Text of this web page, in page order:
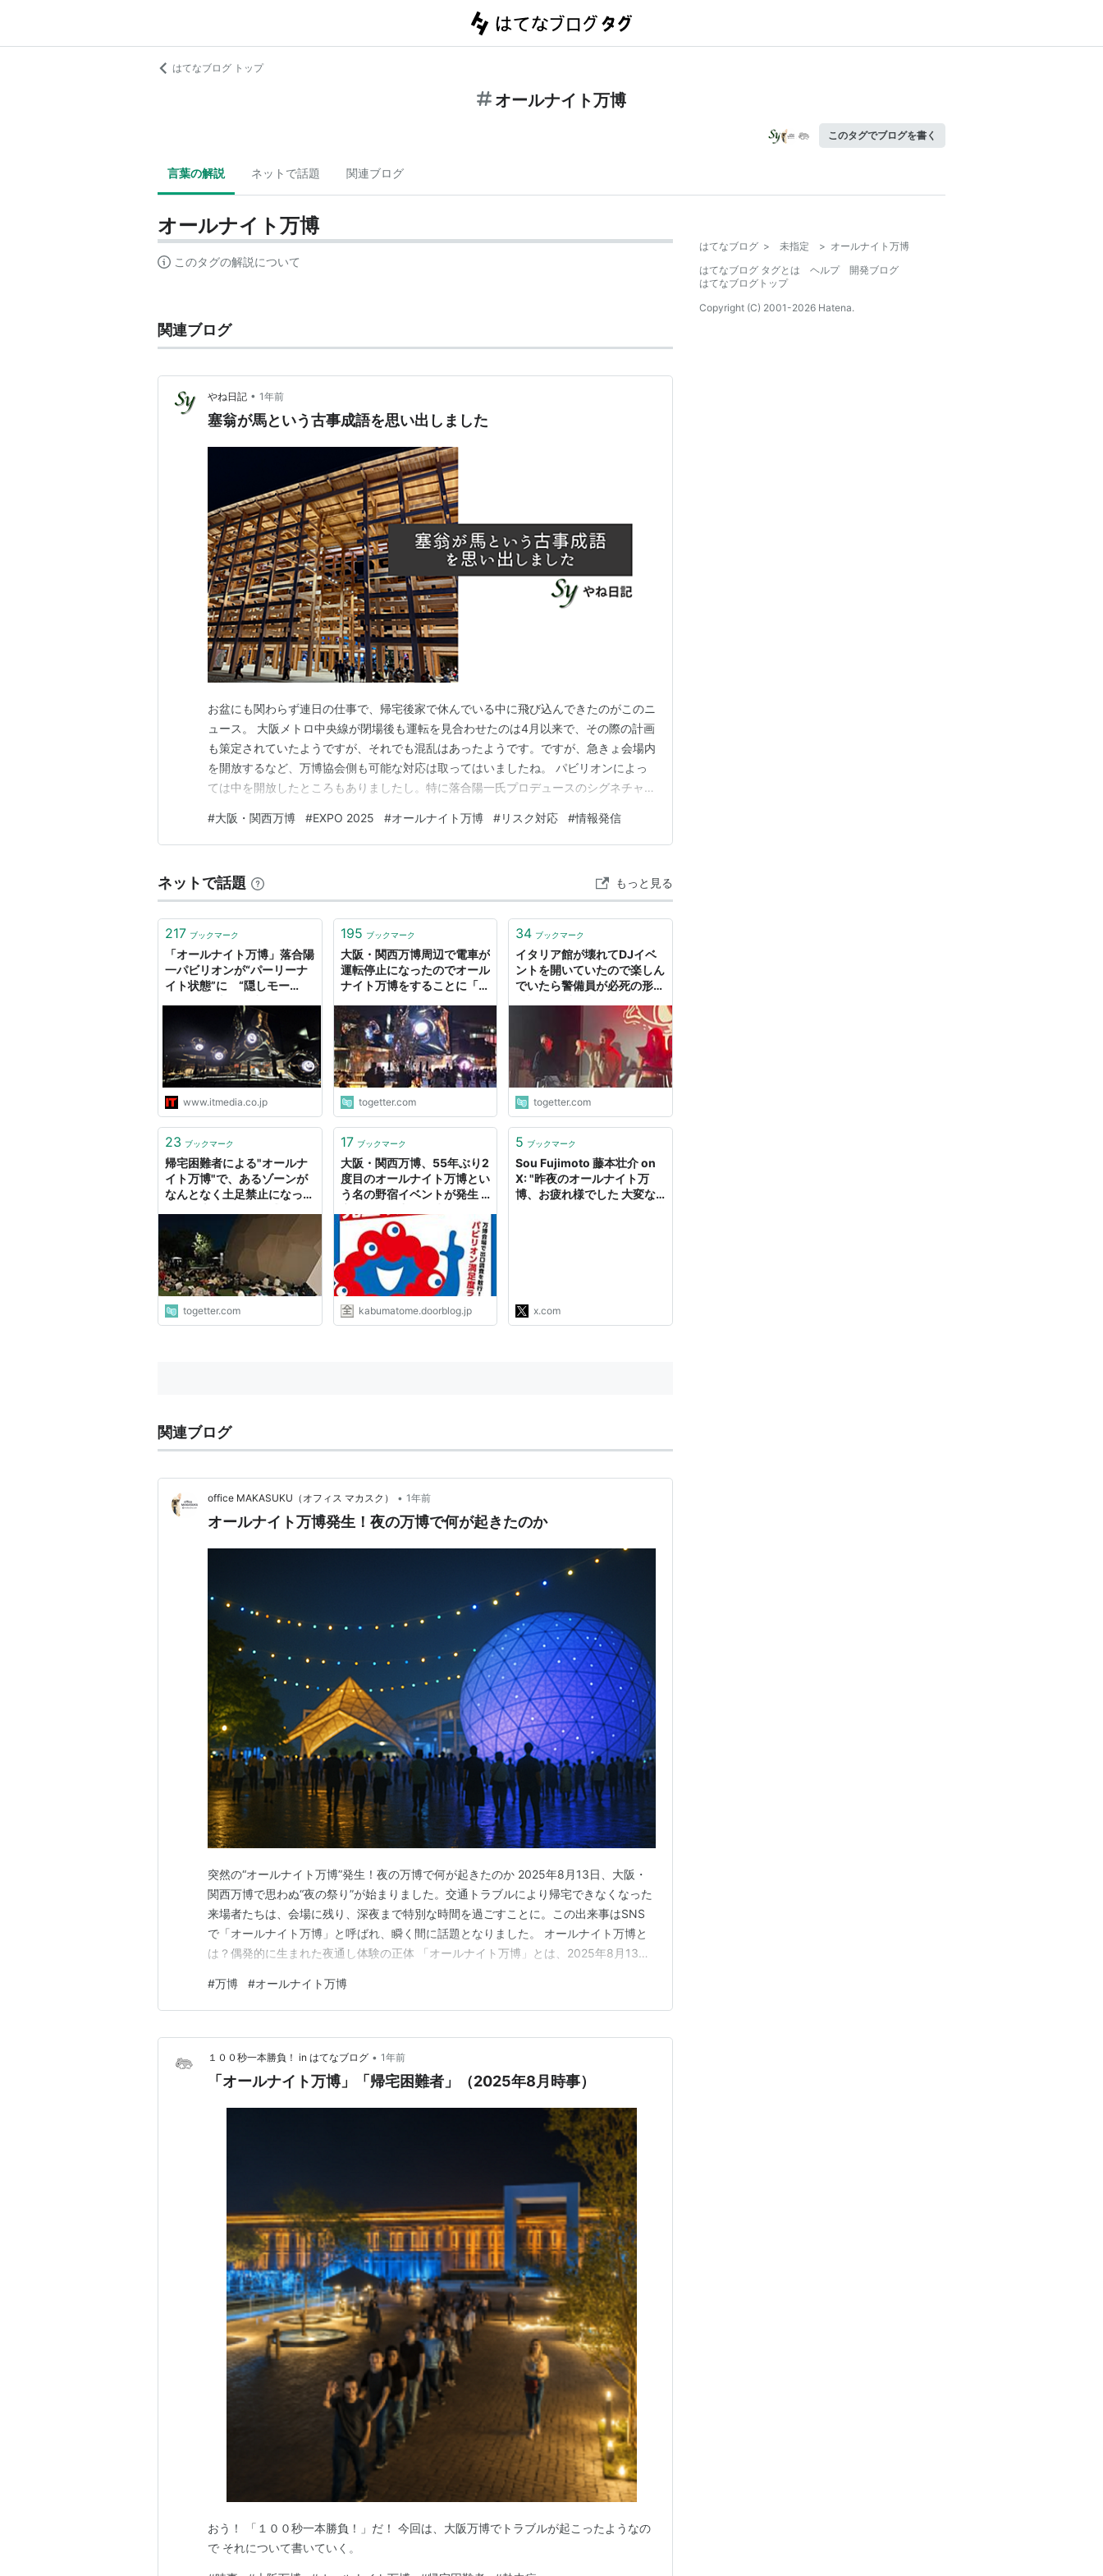
はてなブログ トップ
オールナイト万博
このタグでブログを書く
言葉の解説 ネットで話題 関連ブログ
オールナイト万博
このタグの解説について
関連ブログ
やね日記 • 1年前
塞翁が馬という古事成語を思い出しました
お盆にも関わらず連日の仕事で、帰宅後家で休んでいる中に飛び込んできたのがこのニ
ュース。 大阪メトロ中央線が閉場後も運転を見合わせたのは4月以来で、その際の計画
も策定されていたようですが、それでも混乱はあったようです。ですが、急きょ会場内
を開放するなど、万博協会側も可能な対応は取ってはいましたね。 パビリオンによっ
ては中を開放したところもありましたし。特に落合陽一氏プロデュースのシグネチャー
だとは思いながらも見に行きたいと思いました。他にもポルトガルパビリオンやオラン
ダパビリオンなどの海外パビリオンが開放され…
#大阪・関西万博 #EXPO 2025 #オールナイト万博 #リスク対応 #情報発信
ネットで話題 もっと見る
217 ブックマーク
「オールナイト万博」落合陽
一パビリオンが“パーリーナ
イト状態”に “隠しモー
www.itmedia.co.jp
195 ブックマーク
大阪・関西万博周辺で電車が
運転停止になったのでオール
ナイト万博をすることに「こ
しい！」
togetter.com
34 ブックマーク
イタリア館が壊れてDJイベ
ントを開いていたので楽しん
でいたら警備員が必死の形相
イタリア」「オールナイト万
博を一度だけでもやって欲し
い」
togetter.com
23 ブックマーク
帰宅困難者による"オールナ
イト万博"で、あるゾーンが
なんとなく土足禁止になって
「その場の雰囲気に影響与え
togetter.com
17 ブックマーク
大阪・関西万博、55年ぶり2
度目のオールナイト万博とい
う名の野宿イベントが発生 :
kabumatome.doorblog.jp
5 ブックマーク
Sou Fujimoto 藤本壮介 on
X: "昨夜のオールナイト万
博、お疲れ様でした 大変な
x.com
関連ブログ
office MAKASUKU（オフィス マカスク） • 1年前
オールナイト万博発生！夜の万博で何が起きたのか
突然の“オールナイト万博”発生！夜の万博で何が起きたのか 2025年8月13日、大阪・
関西万博で思わぬ“夜の祭り”が始まりました。交通トラブルにより帰宅できなくなった
来場者たちは、会場に残り、深夜まで特別な時間を過ごすことに。この出来事はSNS
で「オールナイト万博」と呼ばれ、瞬く間に話題となりました。 オールナイト万博と
は？偶発的に生まれた夜通し体験の正体 「オールナイト万博」とは、2025年8月13日
者が帰宅困難になった結果、万博会場で夜通し過ごした“偶発的な夜間体験”を指しま
す。公式イベントではなく、現場の状況と…
#万博 #オールナイト万博
１００秒一本勝負！ in はてなブログ • 1年前
「オールナイト万博」「帰宅困難者」（2025年8月時事）
おう！ 「１００秒一本勝負！」だ！ 今回は、大阪万博でトラブルが起こったようなの
で それについて書いていく。
はてなブログ > 未指定 > オールナイト万博
はてなブログ タグとは
ヘルプ
開発ブログ
はてなブログトップ
Copyright (C) 2001-2026 Hatena.